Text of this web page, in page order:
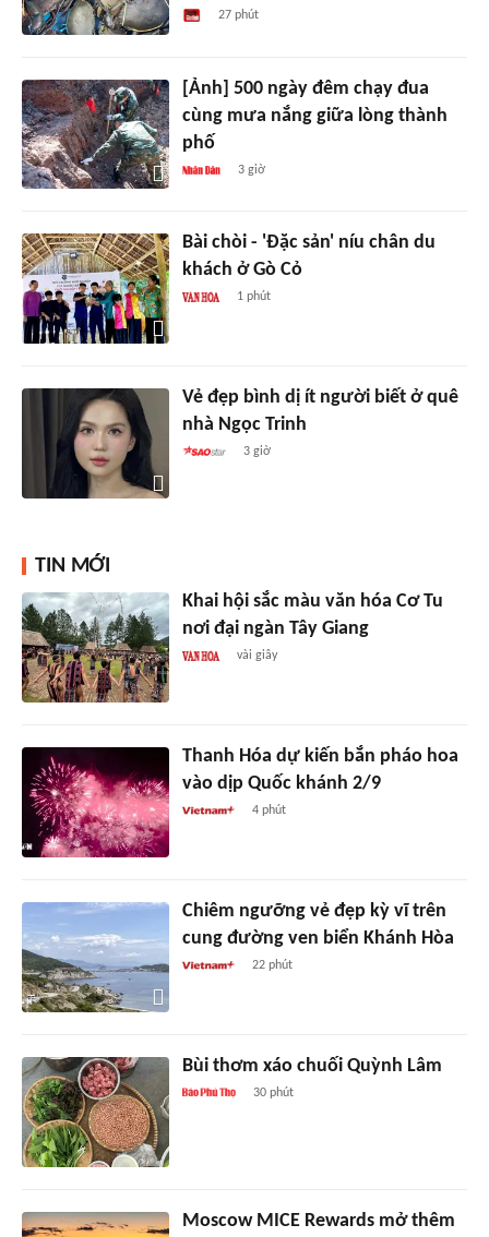
27 phút
[Ảnh] 500 ngày đêm chạy đua
cùng mưa nắng giữa lòng thành
phố
3 giờ
Bài chòi - 'Đặc sản' níu chân du
khách ở Gò Cỏ
1 phút
Vẻ đẹp bình dị ít người biết ở quê
nhà Ngọc Trinh
3 giờ
TIN MỚI
Khai hội sắc màu văn hóa Cơ Tu
nơi đại ngàn Tây Giang
vài giây
Thanh Hóa dự kiến bắn pháo hoa
vào dịp Quốc khánh 2/9
4 phút
Chiêm ngưỡng vẻ đẹp kỳ vĩ trên
cung đường ven biển Khánh Hòa
22 phút
Bùi thơm xáo chuối Quỳnh Lâm
30 phút
Moscow MICE Rewards mở thêm